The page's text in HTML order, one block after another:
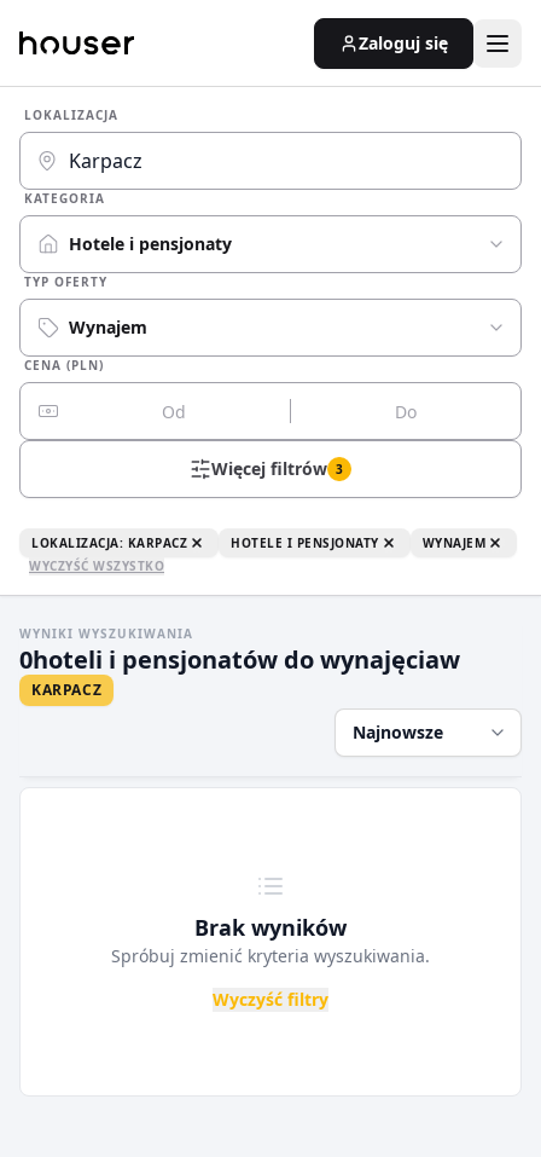
Zaloguj się
LOKALIZACJA
KATEGORIA
Hotele i pensjonaty
TYP OFERTY
Wynajem
CENA (PLN)
Więcej filtrów 3
LOKALIZACJA: KARPACZ HOTELE I PENSJONATY
WYNAJEM
WYCZYŚĆ WSZYSTKO
WYNIKI WYSZUKIWANIA
0hoteli i pensjonatów do wynajęciaw
KARPACZ
Najnowsze
Brak wyników
Spróbuj zmienić kryteria wyszukiwania.
Wyczyść filtry